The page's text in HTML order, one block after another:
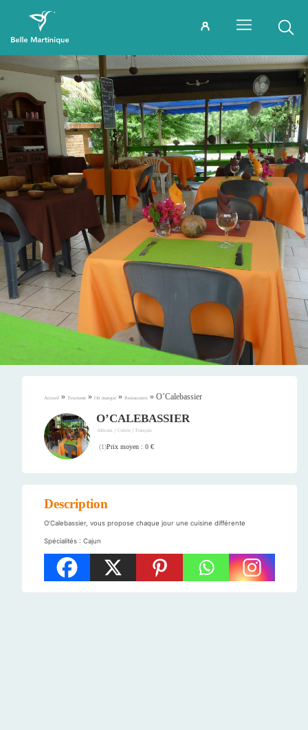
Accueil » Tourisme » Où manger » Restaurants » O’Calebassier
O’CALEBASSIER
Africain /Créole / Français
(1)Prix moyen : 0 €
Description
O’Calebassier, vous propose chaque jour une cuisine différente
Spécialités : Cajun